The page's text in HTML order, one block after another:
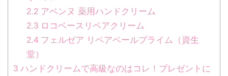
2.2アベンヌ 薬用ハンドクリーム
2.3ロコベースリペアクリーム
2.4フェルゼア リペアベールプライム（資生
堂）
3 ハンドクリームで高級なのはコレ！プレゼントに